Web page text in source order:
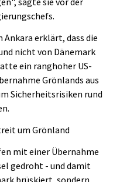
erklärt, dass die
nicht von Dänemark
ein ranghoher US-
Grönlands aus
Sicherheitsrisiken rund
um Grönland
mit einer Übernahme
gedroht - und damit
brüskiert, sondern